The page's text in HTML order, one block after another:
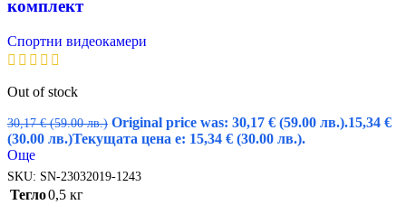
комплект
Спортни видеокамери
Out of stock
30,17€ (59.00 лв.) Original price was: 30,17 € (59.00 лв.).15,34 €
(30.00 лв.)Текущата цена е: 15,34 € (30.00 лв.).
Още
SKU: SN-23032019-1243
Тегло0,5 кг